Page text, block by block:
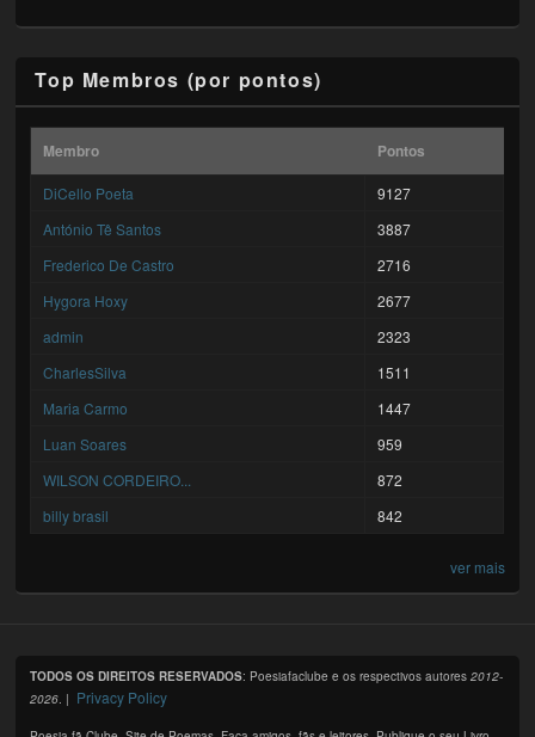
Top Membros (por pontos)
Membro Pontos
DiCello Poeta
9127
António Tê Santos
3887
Frederico De Castro
2716
Hygora Hoxy
2677
admin
2323
CharlesSilva
1511
Maria Carmo
1447
Luan Soares
959
WILSON CORDEIRO...
872
billy brasil
842
ver mais
TODOS OS DIREITOS RESERVADOS: Poesiafaclube e os respectivos autores2012-
2026 . | Privacy Policy